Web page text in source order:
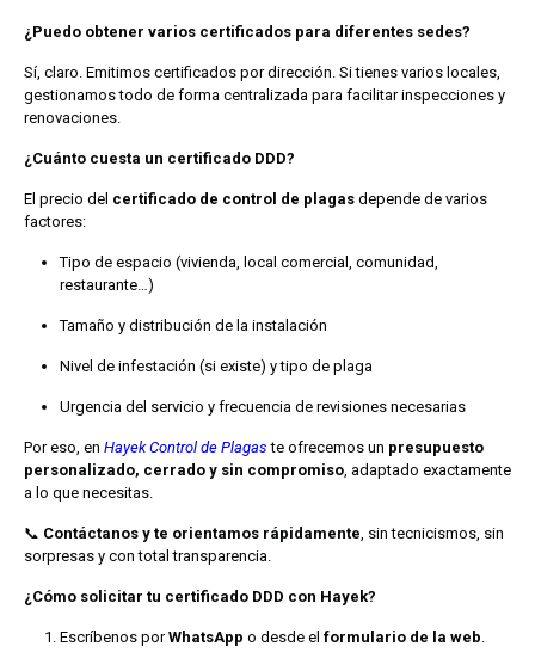
¿Puedo obtener varios certificados para diferentes sedes?
Sí, claro. Emitimos certificados por dirección. Si tienes varios locales,
gestionamos todo de forma centralizada para facilitar inspecciones y
renovaciones.
¿Cuánto cuesta un certificado DDD?
El precio del certificado de control de plagas depende de varios
factores:
Tipo de espacio (vivienda, local comercial, comunidad,
restaurante…)
Tamaño y distribución de la instalación
Nivel de infestación (si existe) y tipo de plaga
Urgencia del servicio y frecuencia de revisiones necesarias
Por eso, en Hayek Control de Plagas te ofrecemos un presupuesto
personalizado, cerrado y sin compromiso , adaptado exactamente
a lo que necesitas.
📞 Contáctanos y te orientamos rápidamente , sin tecnicismos, sin
sorpresas y con total transparencia.
¿Cómo solicitar tu certificado DDD con Hayek?
Escríbenos porWhatsApp o desde el formulario de la web